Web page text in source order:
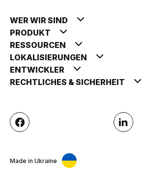
WER WIR SIND
PRODUKT
RESSOURCEN
LOKALISIERUNGEN
ENTWICKLER
RECHTLICHES & SICHERHEIT
Made in Ukraine